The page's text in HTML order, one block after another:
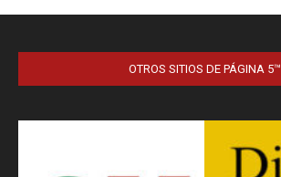
OTROS SITIOS DE PÁGINA 5™